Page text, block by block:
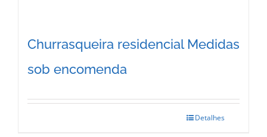
Churrasqueira residencial Medidas
sob encomenda
Detalhes